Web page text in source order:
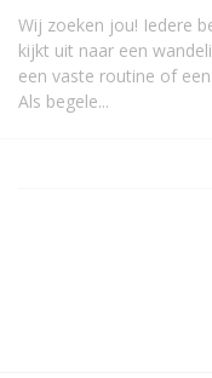
Wij zoeken jou! Iedere
kijkt uit naar een
een vaste routine of
Als begele...